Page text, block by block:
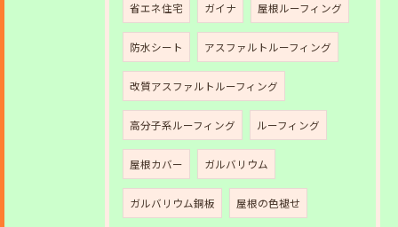
省エネ住宅 ガイナ 屋根ルーフィング
防水シート アスファルトルーフィング
改質アスファルトルーフィング
高分子系ルーフィング ルーフィング
屋根カバー ガルバリウム
ガルバリウム銅板 屋根の色褪せ